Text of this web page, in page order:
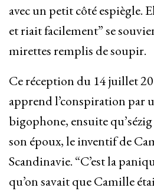
avec un petit côté espiègle.
et riait facilement” se
mirettes remplis de soupir.
Ce réception du 14 juillet
apprend l’conspiration par
bigophone, ensuite
son époux, le inventif de
Scandinavie. “C’est la
qu’on savait que Camille